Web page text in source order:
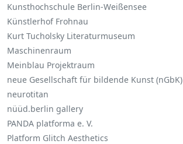
Kunsthochschule Berlin-Weißensee
Künstlerhof Frohnau
Kurt Tucholsky Literaturmuseum
Maschinenraum
Meinblau Projektraum
neue Gesellschaft für bildende Kunst (nGbK)
neurotitan
nüüd.berlin gallery
PANDA platforma e. V.
Platform Glitch Aesthetics